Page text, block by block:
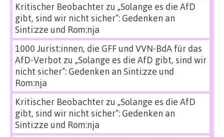
Kritischer Beobachterzu „Solange es die AfD
gibt, sind wir nicht sicher“: Gedenken an
Sinti:zze und Rom:nja
1000 Jurist:innen, die GFF und VVN-BdA für das
AfD-Verbot zu „Solange es die AfD gibt, sind wir
nicht sicher“: Gedenken an Sinti:zze und
Rom:nja
Kritischer Beobachterzu „Solange es die AfD
gibt, sind wir nicht sicher“: Gedenken an
Sinti:zze und Rom:nja